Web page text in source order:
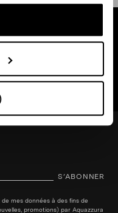
vous
RECHERCHE BOUTIQUE
S’ABONNER
mes données à des fins de
promotions) par Aquazzura